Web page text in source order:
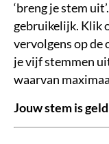
‘breng je stem
gebruikelijk. Klik
vervolgens op de
je vijf stemmen
waarvan
Jouw stem is